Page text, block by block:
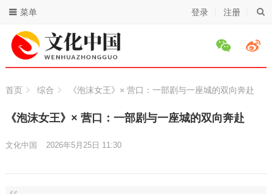
登录 注册
菜单
首页 综合 《泡沫女王》× 营口：一部剧与一座城的双向奔赴
《泡沫女王》× 营口：一部剧与一座城的双向奔赴
文化中国 2026年5月25日 11:30